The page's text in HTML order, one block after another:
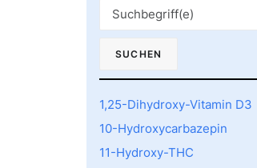
1,25-Dihydroxy-Vitamin D3
10-Hydroxycarbazepin
11-Hydroxy-THC